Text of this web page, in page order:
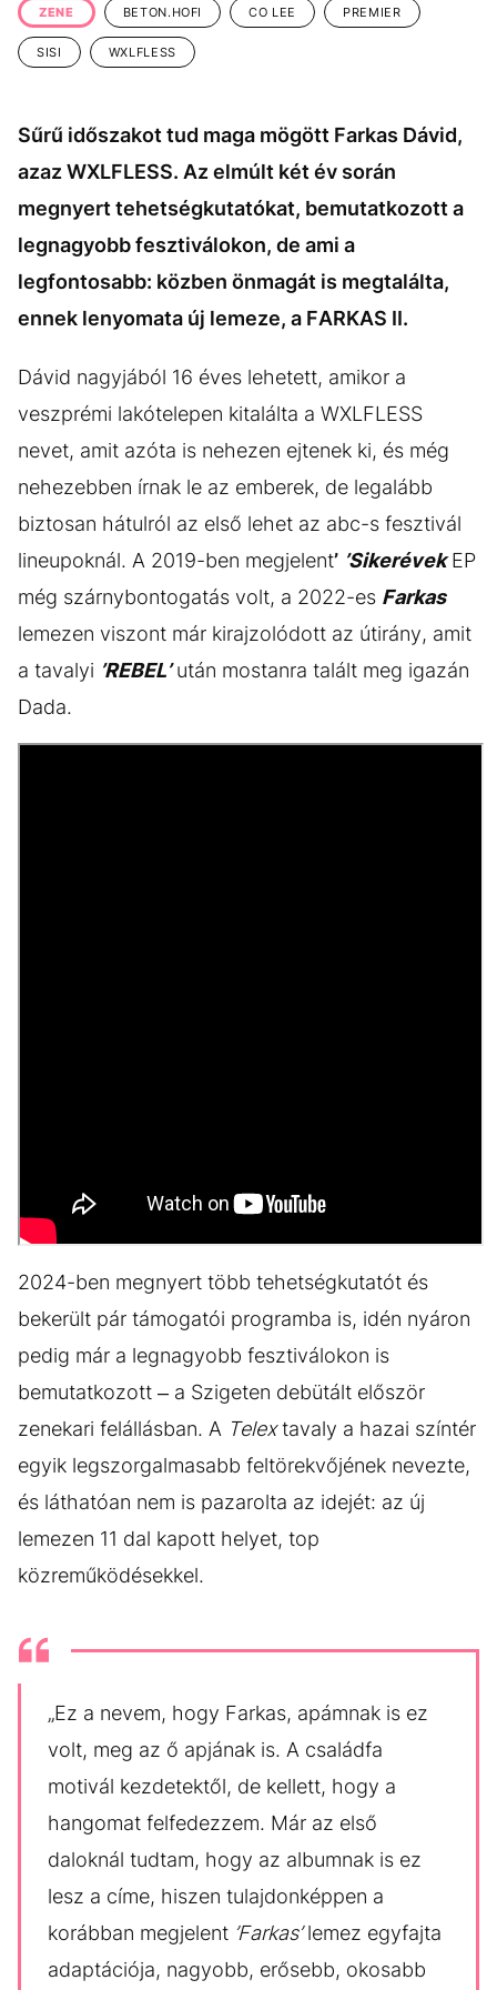
ZENE BETON.HOFI CO LEE PREMIER
SISI WXLFLESS
Sűrű időszakot tud maga mögött Farkas Dávid,
azaz WXLFLESS. Az elmúlt két év során
megnyert tehetségkutatókat, bemutatkozott a
legnagyobb fesztiválokon, de ami a
legfontosabb: közben önmagát is megtalálta,
ennek lenyomata új lemeze, a FARKAS II.
Dávid nagyjából 16 éves lehetett, amikor a
veszprémi lakótelepen kitalálta a WXLFLESS
nevet, amit azóta is nehezen ejtenek ki, és még
nehezebben írnak le az emberek, de legalább
biztosan hátulról az első lehet az abc-s fesztivál
lineupoknál. A 2019-ben megjelent’ ’Sikerévek EP
még szárnybontogatás volt, a 2022-es Farkas
lemezen viszont már kirajzolódott az útirány, amit
a tavalyi ’REBEL’ után mostanra talált meg igazán
Dada.
2024-ben megnyert több tehetségkutatót és
bekerült pár támogatói programba is, idén nyáron
pedig már a legnagyobb fesztiválokon is
bemutatkozott – a Szigeten debütált először
zenekari felállásban. A Telextavaly a hazai színtér
egyik legszorgalmasabb feltörekvőjének nevezte,
és láthatóan nem is pazarolta az idejét: az új
lemezen 11 dal kapott helyet, top
közreműködésekkel.
„Ez a nevem, hogy Farkas, apámnak is ez
volt, meg az ő apjának is. A családfa
motivál kezdetektől, de kellett, hogy a
hangomat felfedezzem. Már az első
daloknál tudtam, hogy az albumnak is ez
lesz a címe, hiszen tulajdonképpen a
korábban megjelent ’Farkas’lemez egyfajta
adaptációja, nagyobb, erősebb, okosabb